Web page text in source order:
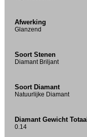
Afwerking
Glanzend
Soort Stenen
Diamant Briljant
Soort Diamant
Natuurlijke Diamant
Diamant Gewicht Totaal
0.14